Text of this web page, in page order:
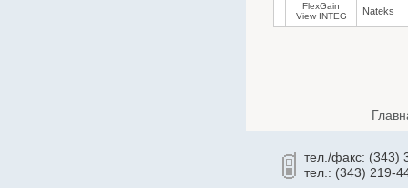
FlexGain
View INTEG
Nateks
тел./факс: (343)
тел.: (343) 219-